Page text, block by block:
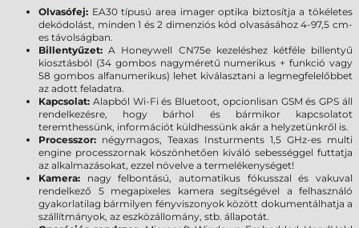
Olvasófej: EA30 típusú area imager optika biztosítja a tökéletes
dekódolást, minden 1 és 2 dimenziós kód olvasásához 4-97,5 cm-
es távolságban.
Billentyűzet:A Honeywell CN75e kezeléshez kétféle billentyű
kiosztásból (34 gombos nagyméretű numerikus + funkció vagy
58 gombos alfanumerikus) lehet kiválasztani a legmegfelelőbbet
az adott feladatra.
Kapcsolat: Alapból Wi-Fi és Bluetoot, opcionlisan GSM és GPS áll
rendelkezésre, hogy bárhol és bármikor kapcsolatot
teremthessünk, információt küldhessünk akár a helyzetünkről is.
Processzor: négymagos, Teaxas Insturments 1,5 GHz-es multi
engine processzornak köszönhetően kiváló sebességgel futtatja
az alkalmazásokat, ezzel növelve a termelékenységet!
Kamera: nagy felbontású, automatikus fókusszal és vakuval
rendelkező 5 megapixeles kamera segítségével a felhasználó
gyakorlatilag bármilyen fényviszonyok között dokumentálhatja a
szállítmányok, az eszközállomány, stb. állapotát.